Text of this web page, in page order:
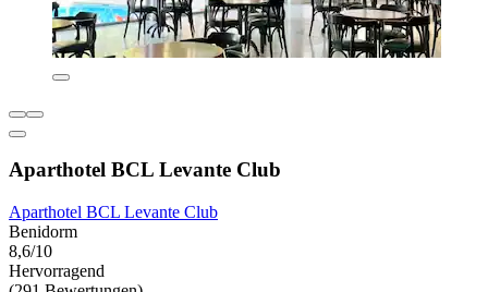
Aparthotel BCL Levante Club
Aparthotel BCL Levante Club
Benidorm
8,6/10
Hervorragend